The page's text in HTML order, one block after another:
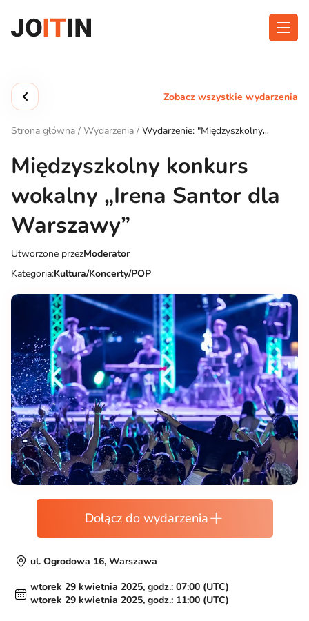
treści
Funkcjonalność
Kontakt
Pobierz aplikację:
Zobacz wszystkie wydarzenia
Strona główna / Wydarzenia / Wydarzenie: "Międzyszkolny
Międzyszkolny konkurs
wokalny „Irena Santor dla
Warszawy”
Utworzone przezModerator
Kategoria:Kultura/Koncerty/POP
Dołącz do wydarzenia
ul. Ogrodowa 16, Warszawa
wtorek 29 kwietnia 2025, godz.: 07:00 (UTC)
wtorek 29 kwietnia 2025, godz.: 11:00 (UTC)